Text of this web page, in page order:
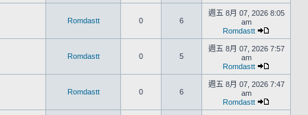
Romdastt 0 6
週五 8月 07, 2026 8:05
am
Romdastt
Romdastt 0 5
週五 8月 07, 2026 7:57
am
Romdastt
Romdastt 0 6
週五 8月 07, 2026 7:47
am
Romdastt